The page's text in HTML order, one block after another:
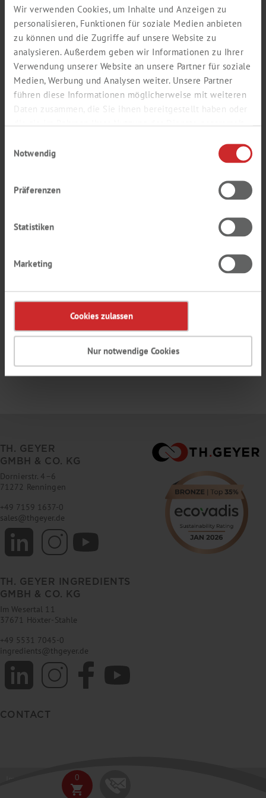
Wir verwenden Cookies, um Inhalte und Anzeigen zu
personalisieren, Funktionen für soziale Medien anbieten
zu können und die Zugriffe auf unsere Website zu
analysieren. Außerdem geben wir Informationen zu Ihrer
Verwendung unserer Website an unsere Partner für soziale
Medien, Werbung und Analysen weiter. Unsere Partner
führen diese Informationen möglicherweise mit weiteren
Daten zusammen, die Sie ihnen bereitgestellt haben oder
Notwendig
Präferenzen
Statistiken
Marketing
Cookies zulassen
Nur notwendige Cookies
0
shopping_cart
E-mail (company adress) *
Repeat e-mail *
Password *
Your password must consist of min. 6 digits with alphabetic characters and
The fields marked with * are mandatory.
TH. GEYER
GMBH & CO. KG
Dornierstr. 4–6
71272 Renningen
+49 7159 1637-0
sales@thgeyer.de
TH. GEYER INGREDIENTS
GMBH & CO. KG
Im Wesertal 11
37671 Höxter-Stahle
+49 5531 7045-0
ingredients@thgeyer.de
CONTACT
Data privacy
© 2026 Th. Geyer GmbH & Co. KG / Th. Geyer Ingredients GmbH & Co. KG